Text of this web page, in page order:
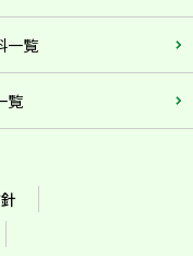
一覧
覧